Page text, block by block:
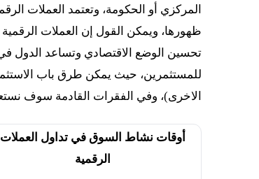
المركزي أو الحكومة، وتعتمد العملات
ظهورها، ويمكن القول إن العملات
تحسين الوضع الاقتصادي وتساعد الدول
للمستثمرين، حيث يمكن طرق باب
الاخرى)، وفي الفقرات القادمة سوف
أوقات نشاط السوق في تداول العملات
الرقمية